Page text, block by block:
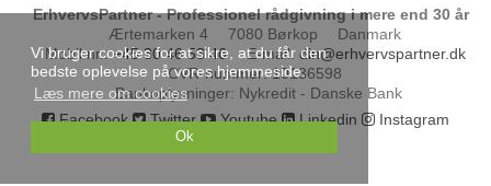
Vi bruger cookies for at sikre, at du får den
bedste oplevelse på vores hjemmeside.
Læs mere om cookies
Ok
ErhvervsPartner - Professionel rådgivning i mere end 30 år
Ærtemarken 4
7080 Børkop
Danmark
Mobil nr.: +45 30 46 53 46 E-mail: din@erhvervspartner.dk
CVR-nummer:10136598
Bankoplysninger: Nykredit - Danske Bank
Facebook
Twitter Youtube Linkedin Instagram